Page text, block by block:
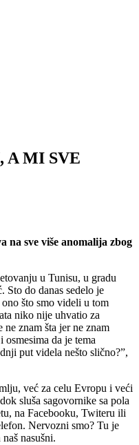
A MI SVE
na sve više anomalija zbog
u Tunisu, u gradu
Sto do danas sedelo je
što smo videli u tom
niko nije uhvatio za
znam šta jer ne znam
da je tema
put videla nešto slično?”,
već za celu Evropu i veći
sluša sagovornike sa pola
na Facebooku, Twiteru ili
Nervozni smo? Tu je
nasušni.